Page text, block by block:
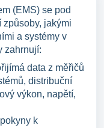
(EMS) se pod
způsoby, jakými
a systémy v
zahrnují:
data z měřičů
distribuční
výkon, napětí,
k